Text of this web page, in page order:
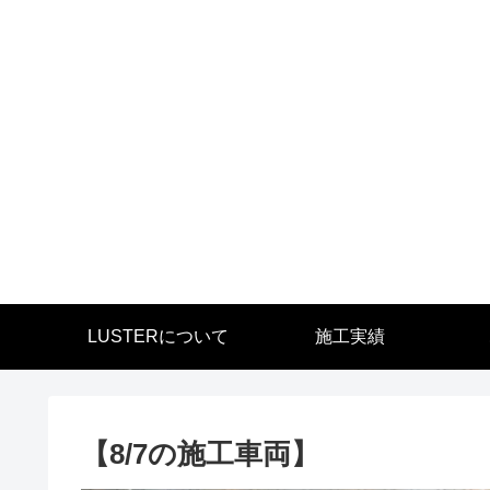
LUSTERについて 施工実績
【8/7の施工車両】